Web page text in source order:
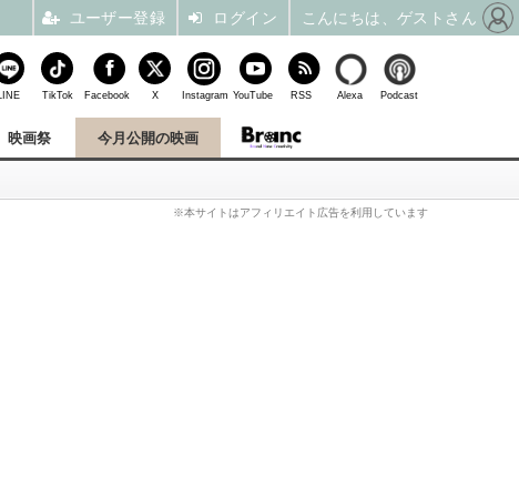
映画祭 今月公開の映画
※本サイトはアフィリエイト広告を利用しています
LINE TikTok Facebook X Instagram YouTube RSS Alexa Podcast
ユーザー登録 ログイン こんにちは、ゲストさん